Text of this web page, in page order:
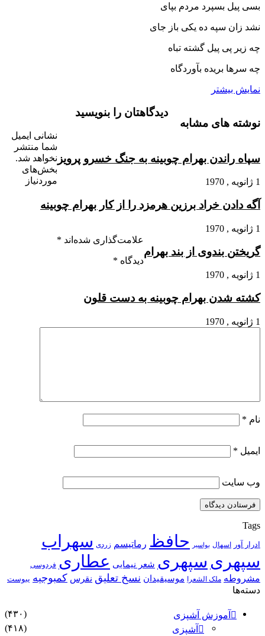
بسى پیل بسپرد مردم بپاى
نشد زان سپه ده یکى باز جاى‏
چه زیر پى پیل گشته تباه
چه سرها بریده بآوردگاه‏
نمایش بیشتر
نوشته های مشابه
سپاه راندن بهرام چوبینه به جنگ خسرو پرویز
1 ژانویه , 1970
آگه دادن خراد برزین هرمزد را از کار بهرام چوبینه
1 ژانویه , 1970
گریختن بندوى از بند بهرام
1 ژانویه , 1970
کشته شدن بهرام چوبینه به دست قلون
1 ژانویه , 1970
دیدگاهتان را بنویسید
نشانی ایمیل
شما منتشر
نخواهد شد.
بخش‌های
موردنیاز
علامت‌گذاری شده‌اند *
دیدگاه *
نام *
ایمیل *
وب‌ سایت
Tags
ادرار آور اسهال بواسیر حافظ رماتیسم زردی سهراب
سپهری سپهری شعر نیمایی عطاری فردوسی
مشروطه ملک الشعرا موسیقیدان نسخ تعلیق نقرس کمبوجیه یبوست
دسته‌ها
آموزش آشپزی
(۴۳۰)
آشپزی
(۴۱۸)